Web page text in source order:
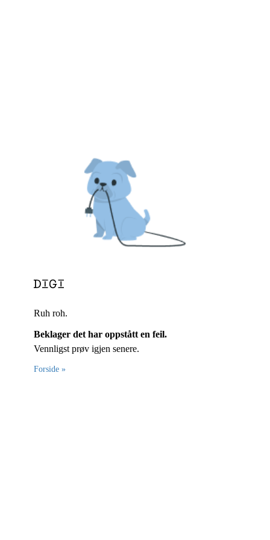
Ruh roh.
Beklager det har oppstått en feil.
Vennligst prøv igjen senere.
Forside »